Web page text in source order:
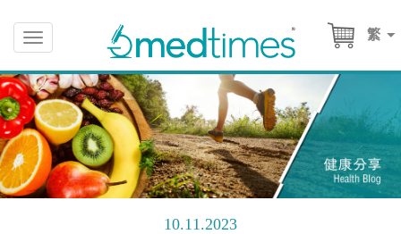
繁
Toggle
navigation
10.11.2023